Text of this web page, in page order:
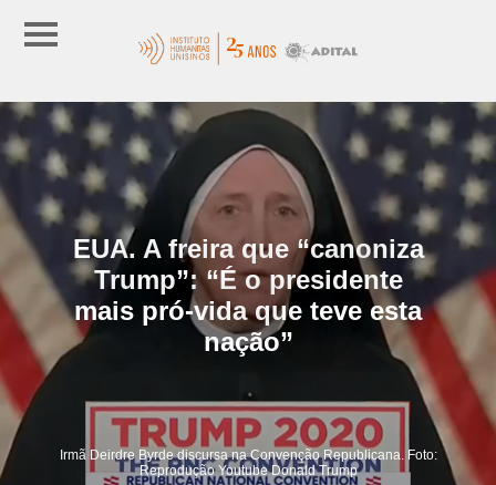
EUA. A freira que “canoniza
Trump”: “É o presidente
mais pró-vida que teve esta
nação”
Irmã Deirdre Byrde discursa na Convenção Republicana. Foto:
Reprodução Youtube Donald Trump